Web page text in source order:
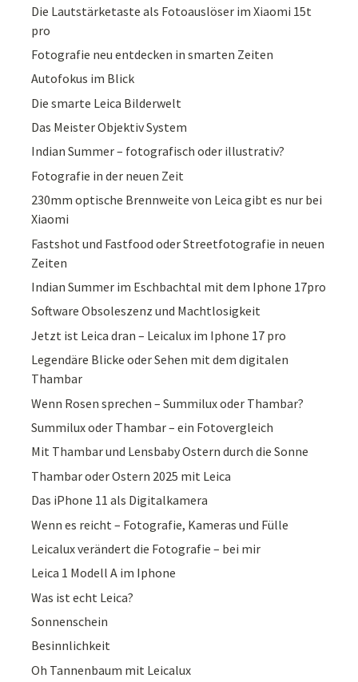
Die Lautstärketaste als Fotoauslöser im Xiaomi 15t
pro
Fotografie neu entdecken in smarten Zeiten
Autofokus im Blick
Die smarte Leica Bilderwelt
Das Meister Objektiv System
Indian Summer – fotografisch oder illustrativ?
Fotografie in der neuen Zeit
230mm optische Brennweite von Leica gibt es nur bei
Xiaomi
Fastshot und Fastfood oder Streetfotografie in neuen
Zeiten
Indian Summer im Eschbachtal mit dem Iphone 17pro
Software Obsoleszenz und Machtlosigkeit
Jetzt ist Leica dran – Leicalux im Iphone 17 pro
Legendäre Blicke oder Sehen mit dem digitalen
Thambar
Wenn Rosen sprechen – Summilux oder Thambar?
Summilux oder Thambar – ein Fotovergleich
Mit Thambar und Lensbaby Ostern durch die Sonne
Thambar oder Ostern 2025 mit Leica
Das iPhone 11 als Digitalkamera
Wenn es reicht – Fotografie, Kameras und Fülle
Leicalux verändert die Fotografie – bei mir
Leica 1 Modell A im Iphone
Was ist echt Leica?
Sonnenschein
Besinnlichkeit
Oh Tannenbaum mit Leicalux